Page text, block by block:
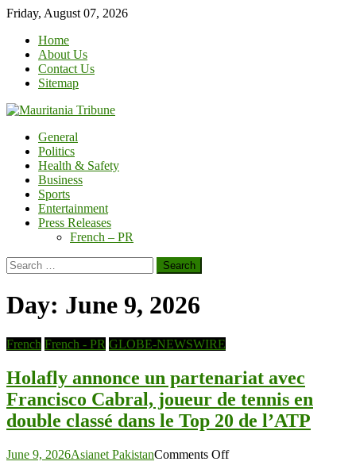
Skip
content
Friday, August 07, 2026
Home
About Us
Contact Us
Sitemap
General
Politics
Health & Safety
Business
Sports
Entertainment
Press Releases
French – PR
Search
for:
Day: June 9, 2026
French French - PR GLOBE-NEWSWIRE
Holafly annonce un partenariat avec
Francisco Cabral, joueur de tennis en
double classé dans le Top 20 de l’ATP
June 9, 2026Asianet PakistanComments Offon